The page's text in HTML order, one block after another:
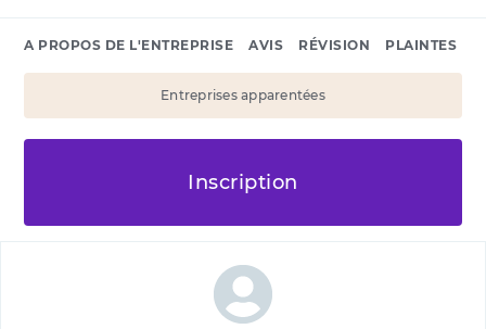
A PROPOS DE L'ENTREPRISE AVIS RÉVISION PLAINTES
Entreprises apparentées
Inscription